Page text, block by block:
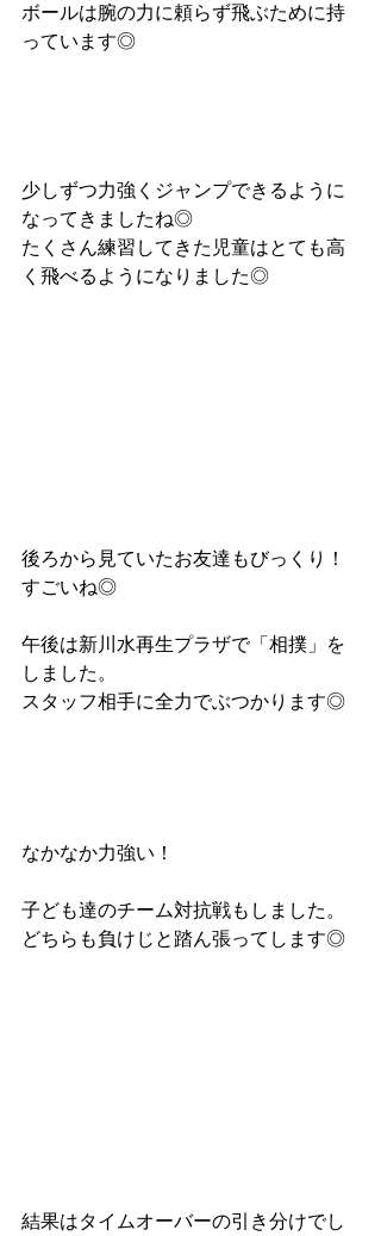
ボールは腕の力に頼らず飛ぶために持
っています◎
少しずつ力強くジャンプできるように
なってきましたね◎
たくさん練習してきた児童はとても高
く飛べるようになりました◎
後ろから見ていたお友達もびっくり！
すごいね◎
午後は新川水再生プラザで「相撲」を
しました。
スタッフ相手に全力でぶつかります◎
なかなか力強い！
子ども達のチーム対抗戦もしました。
どちらも負けじと踏ん張ってします◎
結果はタイムオーバーの引き分けでし